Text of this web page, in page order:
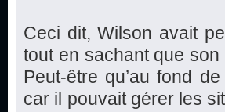
Ceci dit, Wilson avait
tout en sachant que
Peut-être qu’au fond
car il pouvait gérer les